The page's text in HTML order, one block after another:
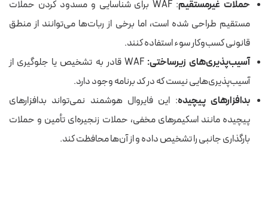
حملات غیرمستقیم
: WAF برای شناسایی و مسدود کردن حملات
مستقیم طراحی شده است، اما برخی از ربات‌ها می‌توانند از منطق
قانونی کسب‌وکار سوء استفاده کنند.
آسیب‌پذیری‌های زیرساختی:
WAF قادر به تشخیص یا جلوگیری از
آسیب‌پذیری‌هایی نیست که در کد برنامه وجود دارد.
بدافزارهای پیچیده: این فایروال هوشمند نمی‌تواند بدافزارهای
پیچیده مانند اسکیمرهای مخفی، حملات زنجیره‌ای تأمین و حملات
بارگذاری جانبی را تشخیص داده و از آن‌ها محافظت کند.